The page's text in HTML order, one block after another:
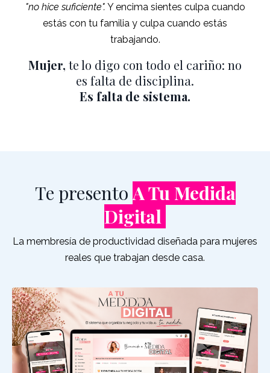
"no hice suficiente". Y encima sientes culpa cuando
estás con tu familia y culpa cuando estás
trabajando.
Mujer, te lo digo con todo el cariño: no
es falta de disciplina.
Es falta de sistema.
Te presento A Tu Medida
Digital
La membresía de productividad diseñada para mujeres
reales que trabajan desde casa.